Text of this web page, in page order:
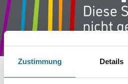
Zustimmung Details